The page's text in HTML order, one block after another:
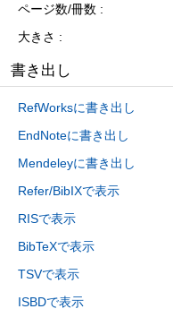
ページ数/冊数
大きさ
書き出し
RefWorksに書き出し
EndNoteに書き出し
Mendeleyに書き出し
Refer/BibIXで表示
RISで表示
BibTeXで表示
TSVで表示
ISBDで表示